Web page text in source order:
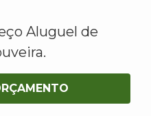
Aluguel de